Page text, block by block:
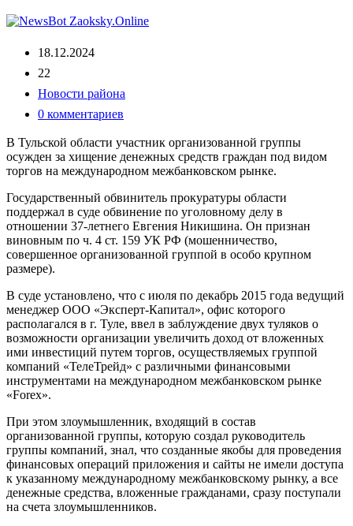
18.12.2024
22
Новости района
0 комментариев
В Тульской области участник организованной группы
осужден за хищение денежных средств граждан под видом
торгов на международном межбанковском рынке.
Государственный обвинитель прокуратуры области
поддержал в суде обвинение по уголовному делу в
отношении 37-летнего Евгения Никишина. Он признан
виновным по ч. 4 ст. 159 УК РФ (мошенничество,
совершенное организованной группой в особо крупном
размере).
В суде установлено, что с июля по декабрь 2015 года ведущий
менеджер ООО «Эксперт-Капитал», офис которого
располагался в г. Туле, ввел в заблуждение двух туляков о
возможности организации увеличить доход от вложенных
ими инвестиций путем торгов, осуществляемых группой
компаний «ТелеТрейд» с различными финансовыми
инструментами на международном межбанковском рынке
«Forex».
При этом злоумышленник, входящий в состав
организованной группы, которую создал руководитель
группы компаний, знал, что созданные якобы для проведения
финансовых операций приложения и сайты не имели доступа
к указанному международному межбанковскому рынку, а все
денежные средства, вложенные гражданами, сразу поступали
на счета злоумышленников.